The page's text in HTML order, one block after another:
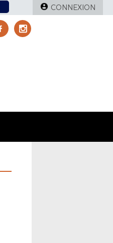
CONNEXION